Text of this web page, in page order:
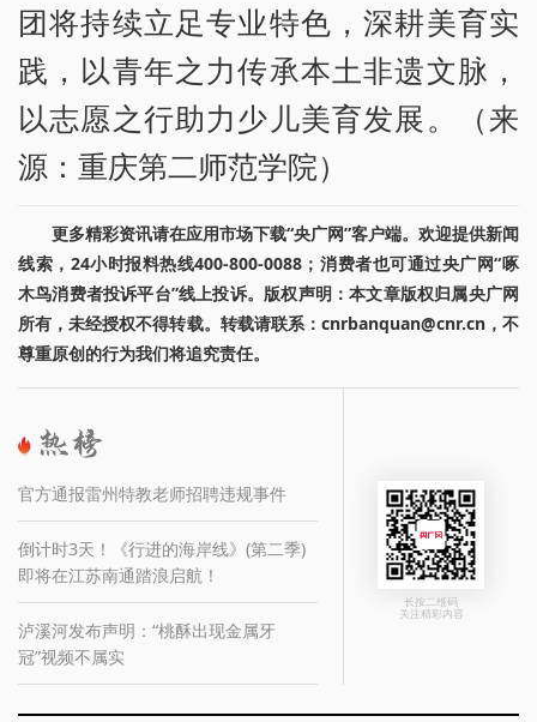
团将持续立足专业特色，深耕美育实
践，以青年之力传承本土非遗文脉，
以志愿之行助力少儿美育发展。（来
源：重庆第二师范学院）
更多精彩资讯请在应用市场下载“央广网”客户端。欢迎提供新闻
线索，24小时报料热线400-800-0088；消费者也可通过央广网“啄
木鸟消费者投诉平台”线上投诉。版权声明：本文章版权归属央广网
所有，未经授权不得转载。转载请联系：cnrbanquan@cnr.cn，不
尊重原创的行为我们将追究责任。
官方通报雷州特教老师招聘违规事件
倒计时3天！《行进的海岸线》(第二季)
即将在江苏南通踏浪启航！
泸溪河发布声明：“桃酥出现金属牙
冠”视频不属实
长按二维码
关注精彩内容